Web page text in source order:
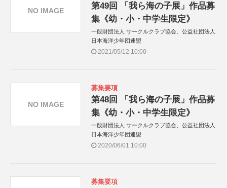
第49回 「我ら海の子展」作品募
集《幼・小・中学生限定》
一般財団法人 サークルクラブ協会、公益社団法人
日本海洋少年団連盟
2021/05/12 10:00
NO IMAGE
募集要項
第48回 「我ら海の子展」作品募
集《幼・小・中学生限定》
一般財団法人 サークルクラブ協会、公益社団法人
日本海洋少年団連盟
2020/06/01 10:00
NO IMAGE
募集要項